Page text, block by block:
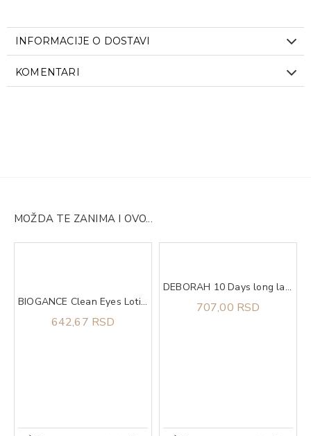
INFORMACIJE O DOSTAVI
KOMENTARI
MOŽDA TE ZANIMA I OVO...
BIOGANCE Clean Eyes Lotion 100ml, Losion za čišćenje predela oko očiju
642,67 RSD
DEBORAH 10 Days long lak za nokte 882
707,00 RSD